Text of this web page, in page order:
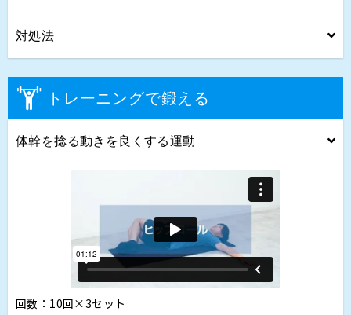
対処法
トレーニングで鍛える
体幹を捻る動きを良くする運動
回数：10回×3セット